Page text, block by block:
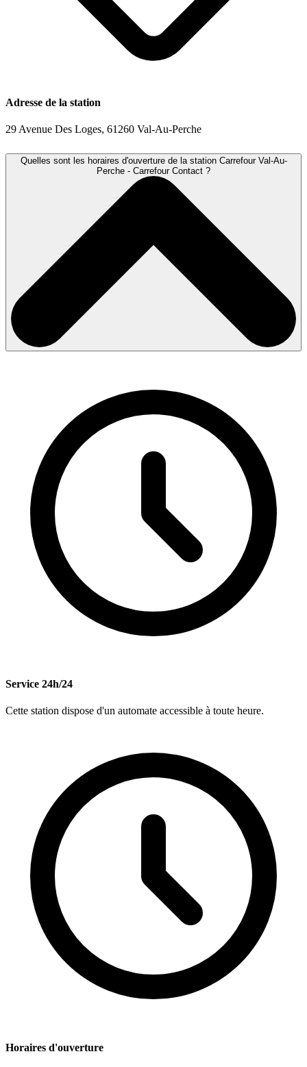
Adresse de la station
29 Avenue Des Loges, 61260 Val-Au-Perche
Quelles sont les horaires d'ouverture de la station Carrefour Val-Au-
Perche - Carrefour Contact ?
Service 24h/24
Cette station dispose d'un automate accessible à toute heure.
Horaires d'ouverture